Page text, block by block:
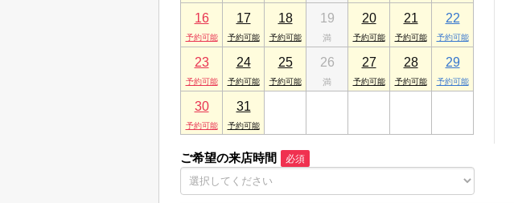
16 17 18 19 20 21 22
23 24 25 26 27 28 29
30 31
ご希望の来店時間 必須